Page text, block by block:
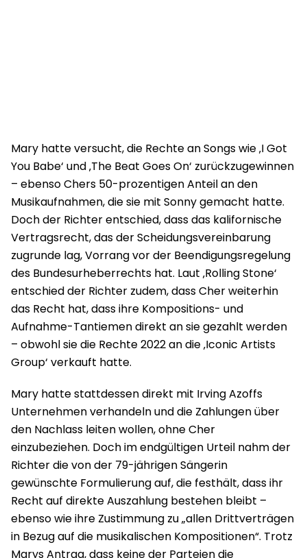
Mary hatte versucht, die Rechte an Songs wie ‚I Got
You Babe‘ und ‚The Beat Goes On‘ zurückzugewinnen
– ebenso Chers 50-prozentigen Anteil an den
Musikaufnahmen, die sie mit Sonny gemacht hatte.
Doch der Richter entschied, dass das kalifornische
Vertragsrecht, das der Scheidungsvereinbarung
zugrunde lag, Vorrang vor der Beendigungsregelung
des Bundesurheberrechts hat. Laut ‚Rolling Stone‘
entschied der Richter zudem, dass Cher weiterhin
das Recht hat, dass ihre Kompositions- und
Aufnahme-Tantiemen direkt an sie gezahlt werden
– obwohl sie die Rechte 2022 an die ‚Iconic Artists
Group‘ verkauft hatte.
Mary hatte stattdessen direkt mit Irving Azoffs
Unternehmen verhandeln und die Zahlungen über
den Nachlass leiten wollen, ohne Cher
einzubeziehen. Doch im endgültigen Urteil nahm der
Richter die von der 79-jährigen Sängerin
gewünschte Formulierung auf, die festhält, dass ihr
Recht auf direkte Auszahlung bestehen bleibt –
ebenso wie ihre Zustimmung zu „allen Drittverträgen
in Bezug auf die musikalischen Kompositionen“. Trotz
Marys Antrag, dass keine der Parteien die